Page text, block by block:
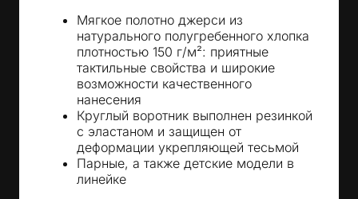
Мягкое полотно джерси из
натурального полугребенного хлопка
плотностью 150 г/м²: приятные
тактильные свойства и широкие
возможности качественного
нанесения
Круглый воротник выполнен резинкой
с эластаном и защищен от
деформации укрепляющей тесьмой
Парные, а также детские модели в
линейке